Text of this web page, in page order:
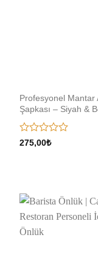
Profesyonel Mantar
Şapkası – Siyah &
5
275,00₺